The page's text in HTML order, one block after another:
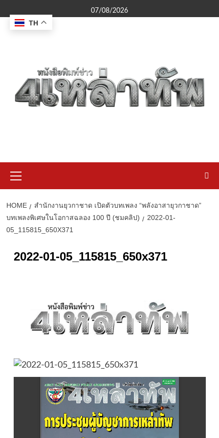
to
content
07/08/2026
Menu
HOME
สำนักงานยุวกาชาด เปิดตัวบทเพลง “พลังอาสายุวกาชาด”
บทเพลงพิเศษในโอกาสฉลอง 100 ปี (ชมคลิป)
2022-01-
05_115815_650X371
2022-01-05_115815_650x371
TH